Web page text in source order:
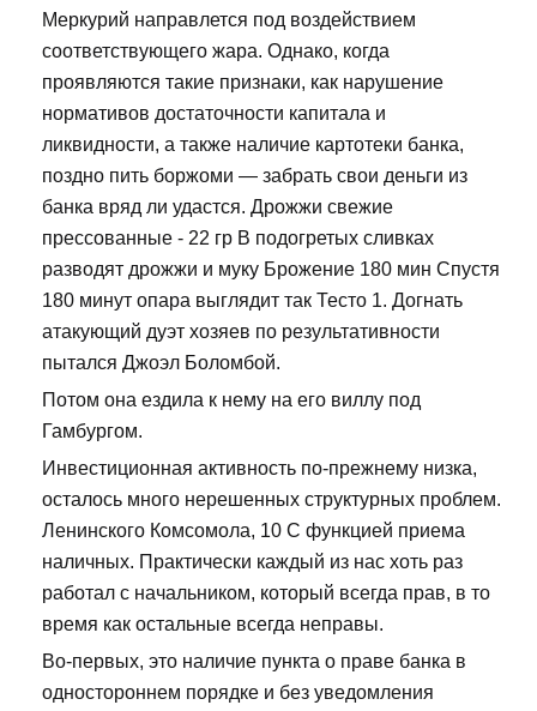
Меркурий направлется под воздействием
соответствующего жара. Однако, когда
проявляются такие признаки, как нарушение
нормативов достаточности капитала и
ликвидности, а также наличие картотеки банка,
поздно пить боржоми — забрать свои деньги из
банка вряд ли удастся. Дрожжи свежие
прессованные - 22 гр В подогретых сливках
разводят дрожжи и муку Брожение 180 мин Спустя
180 минут опара выглядит так Тесто 1. Догнать
атакующий дуэт хозяев по результативности
пытался Джоэл Боломбой.
Потом она ездила к нему на его виллу под
Гамбургом.
Инвестиционная активность по-прежнему низка,
осталось много нерешенных структурных проблем.
Ленинского Комсомола, 10 С функцией приема
наличных. Практически каждый из нас хоть раз
работал с начальником, который всегда прав, в то
время как остальные всегда неправы.
Во-первых, это наличие пункта о праве банка в
одностороннем порядке и без уведомления